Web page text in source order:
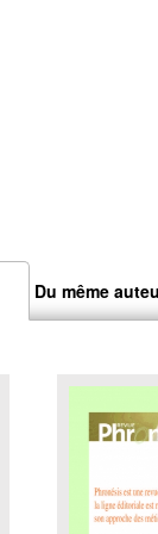
Du même